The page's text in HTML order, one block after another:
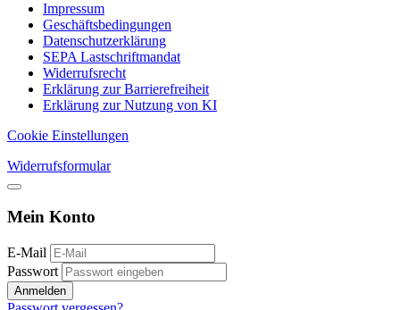
Impressum
Geschäftsbedingungen
Datenschutzerklärung
SEPA Lastschriftmandat
Widerrufsrecht
Erklärung zur Barrierefreiheit
Erklärung zur Nutzung von KI
Cookie Einstellungen
Widerrufsformular
Mein Konto
E-Mail
Passwort
Anmelden